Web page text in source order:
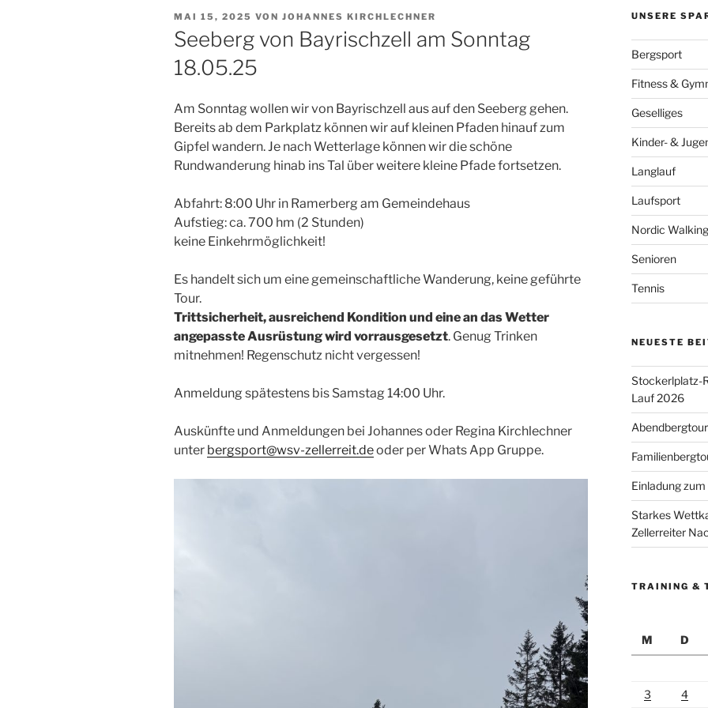
VERÖFFENTLICHT
AM
MAI 15, 2025 VON JOHANNES KIRCHLECHNER
Seeberg von Bayrischzell am Sonntag
18.05.25
Am Sonntag wollen wir von Bayrischzell aus auf den Seeberg gehen.
Bereits ab dem Parkplatz können wir auf kleinen Pfaden hinauf zum
Gipfel wandern. Je nach Wetterlage können wir die schöne
Rundwanderung hinab ins Tal über weitere kleine Pfade fortsetzen.
Abfahrt: 8:00 Uhr in Ramerberg am Gemeindehaus
Aufstieg: ca. 700 hm (2 Stunden)
keine Einkehrmöglichkeit!
Es handelt sich um eine gemeinschaftliche Wanderung, keine geführte
Tour.
Trittsicherheit, ausreichend Kondition und eine an das Wetter
angepasste Ausrüstung wird vorrausgesetzt. Genug Trinken
mitnehmen! Regenschutz nicht vergessen!
Anmeldung spätestens bis Samstag 14:00 Uhr.
Auskünfte und Anmeldungen bei Johannes oder Regina Kirchlechner
unter bergsport@wsv-zellerreit.deoder per Whats App Gruppe.
UNSERE
Bergsport
Fitness &
Geselliges
Kinder- &
Langlauf
Laufsport
Nordic Walking
Senioren
Tennis
NEUESTE
Stockerlplatz-
Lauf 2026
Einladung
Starkes
Zellerreiter
TRAINING &
M D
3 4